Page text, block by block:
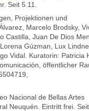
Seit 5.11.
Projektionen und
Marcelo Brodsky,
Castilla, Juan De Dios
Gúzman, Lux
Vidal. Kuratorin: Patricia
öffentlicher
Nacional de Bellas Artes
Neuquén. Eintritt frei. Seit